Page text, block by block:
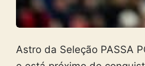
Astro da Seleção PASSA